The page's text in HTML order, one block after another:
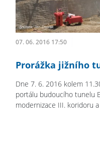
07. 06. 2016 17:50
Prorážka jižního
Dne 7. 6. 2016 kolem
portálu budoucího tunelu
modernizace III. koridoru